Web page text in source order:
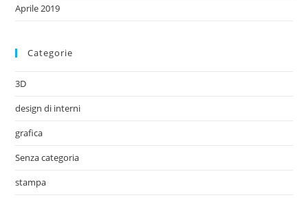
Aprile 2019
Categorie
3D
design di interni
grafica
Senza categoria
stampa